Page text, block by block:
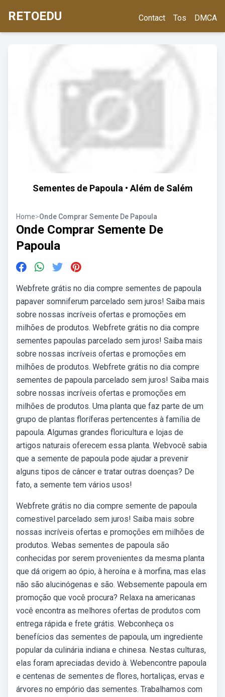
RETOEDU Contact Tos DMCA
Sementes de Papoula • Além de Salém
Home>Onde Comprar Semente De Papoula
Onde Comprar Semente De
Papoula
Webfrete grátis no dia compre sementes de papoula
papaver somniferum parcelado sem juros! Saiba mais
sobre nossas incríveis ofertas e promoções em
milhões de produtos. Webfrete grátis no dia compre
sementes papoulas parcelado sem juros! Saiba mais
sobre nossas incríveis ofertas e promoções em
milhões de produtos. Webfrete grátis no dia compre
sementes de papoula parcelado sem juros! Saiba mais
sobre nossas incríveis ofertas e promoções em
milhões de produtos. Uma planta que faz parte de um
grupo de plantas floríferas pertencentes à família de
papoula. Algumas grandes floricultura e lojas de
artigos naturais oferecem essa planta. Webvocê sabia
que a semente de papoula pode ajudar a prevenir
alguns tipos de câncer e tratar outras doenças? De
fato, a semente tem vários usos!
Webfrete grátis no dia compre semente de papoula
comestivel parcelado sem juros! Saiba mais sobre
nossas incríveis ofertas e promoções em milhões de
produtos. Webas sementes de papoula são
conhecidas por serem provenientes da mesma planta
que dá origem ao ópio, à heroína e à morfina, mas elas
não são alucinógenas e são. Websemente papoula em
promoção que você procura? Relaxa na americanas
você encontra as melhores ofertas de produtos com
entrega rápida e frete grátis. Webconheça os
benefícios das sementes de papoula, um ingrediente
popular da culinária indiana e chinesa. Nestas culturas,
elas foram apreciadas devido à. Webencontre papoula
e centenas de sementes de flores, hortaliças, ervas e
árvores no empório das sementes. Trabalhamos com